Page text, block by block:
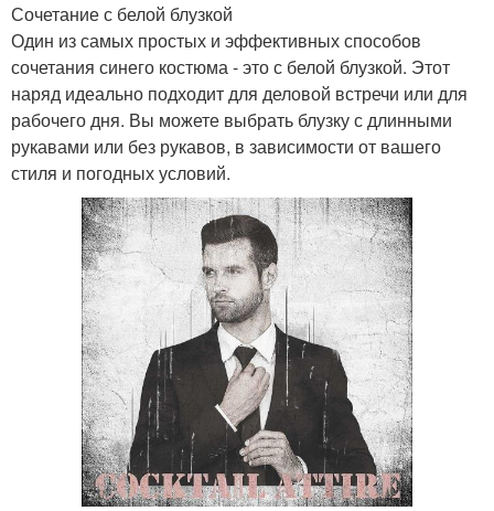
Сочетание с белой блузкой
Один из самых простых и эффективных способов
сочетания синего костюма - это с белой блузкой. Этот
наряд идеально подходит для деловой встречи или для
рабочего дня. Вы можете выбрать блузку с длинными
рукавами или без рукавов, в зависимости от вашего
стиля и погодных условий.